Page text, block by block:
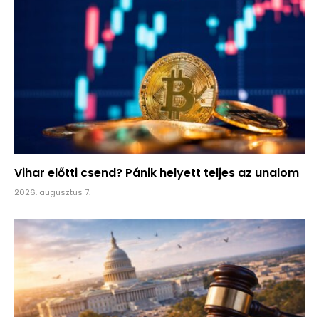
Vihar előtti csend? Pánik helyett teljes az unalom
2026. augusztus 7.